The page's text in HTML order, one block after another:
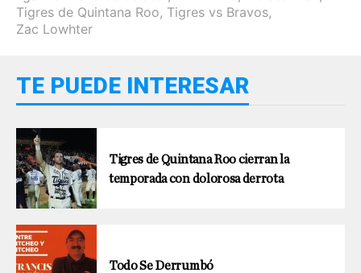
Tigres de Quintana Roo, Tigres vs Bravos,
Zac Lowhter
TE PUEDE INTERESAR
Tigres de Quintana Roo cierran la
temporada con dolorosa derrota
Todo Se Derrumbó